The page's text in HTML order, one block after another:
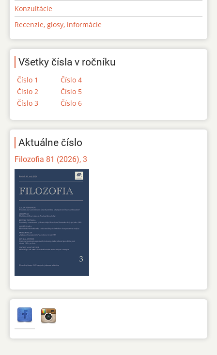
Konzultácie
Recenzie, glosy, informácie
Všetky čísla v ročníku
Číslo 1
Číslo 2
Číslo 3
Číslo 4
Číslo 5
Číslo 6
Aktuálne číslo
Filozofia 81 (2026), 3